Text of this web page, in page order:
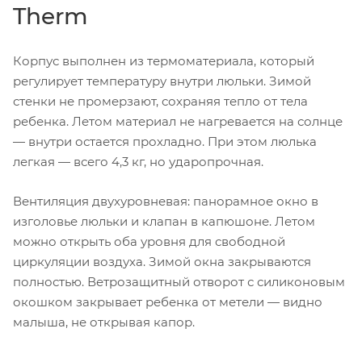
Therm
Корпус выполнен из термоматериала, который
регулирует температуру внутри люльки. Зимой
стенки не промерзают, сохраняя тепло от тела
ребенка. Летом материал не нагревается на солнце
— внутри остается прохладно. При этом люлька
легкая — всего 4,3 кг, но ударопрочная.
Вентиляция двухуровневая: панорамное окно в
изголовье люльки и клапан в капюшоне. Летом
можно открыть оба уровня для свободной
циркуляции воздуха. Зимой окна закрываются
полностью. Ветрозащитный отворот с силиконовым
окошком закрывает ребенка от метели — видно
малыша, не открывая капор.